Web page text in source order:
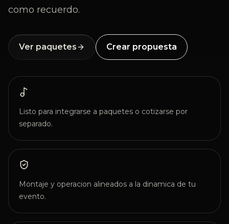
como recuerdo.
Ver paquetes Crear propuesta
Listo para integrarse a paquetes o cotizarse por
separado.
Montaje y operacion alineados a la dinamica de tu
evento.